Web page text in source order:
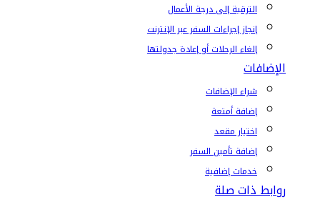
الترقية إلى درجة الأعمال
إنجاز إجراءات السفر عبر الإنترنت
إلغاء الرحلات أو إعادة جدولتها
الإضافات
شراء الإضافات
إضافة أمتعة
اختيار مقعد
إضافة تأمين السفر
خدمات إضافية
روابط ذات صلة